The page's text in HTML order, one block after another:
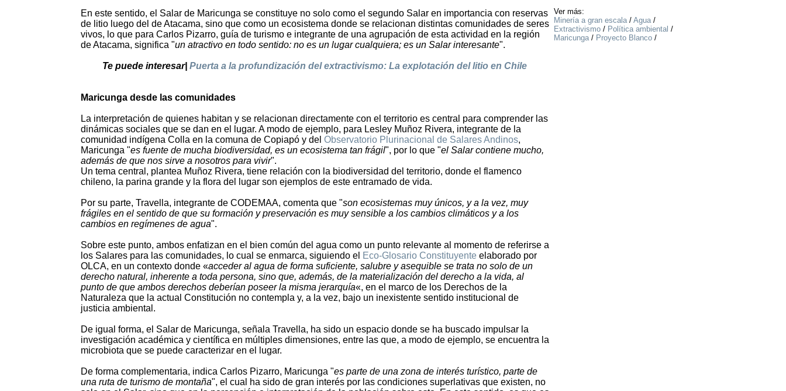
En este sentido, el Salar de Maricunga se constituye no solo como el segundo Salar en importancia con reservas
de litio luego del de Atacama, sino que como un ecosistema donde se relacionan distintas comunidades de seres
vivos, lo que para Carlos Pizarro, guía de turismo e integrante de una agrupación de esta actividad en la región
de Atacama, significa "un atractivo en todo sentido: no es un lugar cualquiera; es un Salar interesante".
Te puede interesar|Puerta a la profundización del extractivismo: La explotación del litio en Chile
Maricunga desde las comunidades
La interpretación de quienes habitan y se relacionan directamente con el territorio es central para comprender las
dinámicas sociales que se dan en el lugar. A modo de ejemplo, para Lesley Muñoz Rivera, integrante de la
comunidad indígena Colla en la comuna de Copiapó y del Observatorio Plurinacional de Salares Andinos,
Maricunga "es fuente de mucha biodiversidad, es un ecosistema tan frágil", por lo que "el Salar contiene mucho,
además de que nos sirve a nosotros para vivir".
Un tema central, plantea Muñoz Rivera, tiene relación con la biodiversidad del territorio, donde el flamenco
chileno, la parina grande y la flora del lugar son ejemplos de este entramado de vida.
Por su parte, Travella, integrante de CODEMAA, comenta que "son ecosistemas muy únicos, y a la vez, muy
frágiles en el sentido de que su formación y preservación es muy sensible a los cambios climáticos y a los
cambios en regímenes de agua".
Sobre este punto, ambos enfatizan en el bien común del agua como un punto relevante al momento de referirse a
los Salares para las comunidades, lo cual se enmarca, siguiendo el Eco-Glosario Constituyente elaborado por
OLCA, en un contexto donde «acceder al agua de forma suficiente, salubre y asequible se trata no solo de un
derecho natural, inherente a toda persona, sino que, además, de la materialización del derecho a la vida, al
punto de que ambos derechos deberían poseer la misma jerarquía«, en el marco de los Derechos de la
Naturaleza que la actual Constitución no contempla y, a la vez, bajo un inexistente sentido institucional de
justicia ambiental.
De igual forma, el Salar de Maricunga, señala Travella, ha sido un espacio donde se ha buscado impulsar la
investigación académica y científica en múltiples dimensiones, entre las que, a modo de ejemplo, se encuentra la
microbiota que se puede caracterizar en el lugar.
De forma complementaria, indica Carlos Pizarro, Maricunga "es parte de una zona de interés turístico, parte de
una ruta de turismo de montaña", el cual ha sido de gran interés por las condiciones superlativas que existen, no
Ver más:
Minería a gran escala/ Agua/
Extractivismo/ Política ambiental /
Maricunga/ Proyecto Blanco/